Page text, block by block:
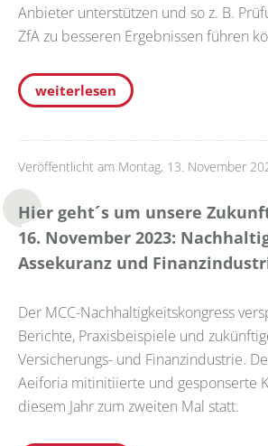
Anbieter unterstützen und so z. B.
ZfA zu besseren Ergebnissen führen
weiterlesen
Veröffentlicht am Montag, 13. November
Hier geht´s um unsere
16. November 2023:
Assekuranz und
Der MCC-Nachhaltigkeitskongress
Berichte, Praxisbeispiele und
Versicherungs- und Finanzindustrie.
Aeiforia mitinitiierte und gesponserte
diesem Jahr zum zweiten Mal statt.